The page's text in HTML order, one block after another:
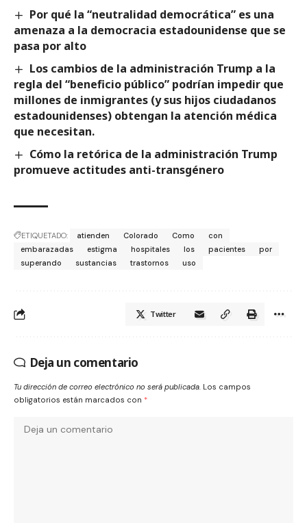
Por qué la “neutralidad democrática” es una
amenaza a la democracia estadounidense que se
pasa por alto
Los cambios de la administración Trump a la
regla del “beneficio público” podrían impedir que
millones de inmigrantes (y sus hijos ciudadanos
estadounidenses) obtengan la atención médica
que necesitan.
Cómo la retórica de la administración Trump
promueve actitudes anti-transgénero
ETIQUETADO: atienden Colorado Como
con
embarazadas
estigma hospitales los pacientes
por
superando
sustancias trastornos uso
Twitter
Deja un comentario
Tu dirección de correo electrónico no será publicada. Los campos
obligatorios están marcados con *